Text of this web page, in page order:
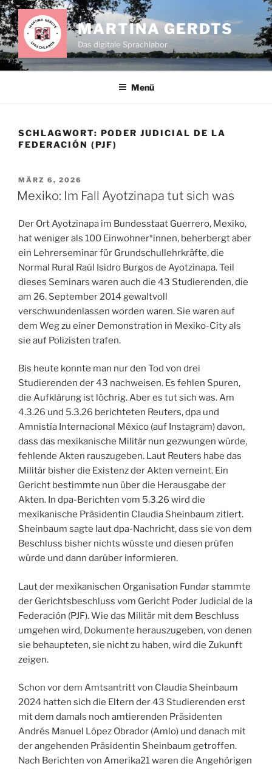
Zum
Inhalt
springen
MARTINA GERDTS
Das digitale Sprachlabor
Menü
SCHLAGWORT: PODER JUDICIAL DE LA
FEDERACIÓN (PJF)
VERÖFFENTLICHT
AM
MÄRZ 6, 2026
Mexiko: Im Fall Ayotzinapa tut sich was
Der Ort Ayotzinapa im Bundesstaat Guerrero, Mexiko,
hat weniger als 100 Einwohner*innen, beherbergt aber
ein Lehrerseminar für Grundschullehrkräfte, die
Normal Rural Raúl Isidro Burgos de Ayotzinapa. Teil
dieses Seminars waren auch die 43 Studierenden, die
am 26. September 2014 gewaltvoll
verschwundenlassen worden waren. Sie waren auf
dem Weg zu einer Demonstration in Mexiko-City als
sie auf Polizisten trafen.
Bis heute konnte man nur den Tod von drei
Studierenden der 43 nachweisen. Es fehlen Spuren,
die Aufklärung ist löchrig. Aber es tut sich was. Am
4.3.26 und 5.3.26 berichteten Reuters, dpa und
Amnistía Internacional México (auf Instagram) davon,
dass das mexikanische Militär nun gezwungen würde,
fehlende Akten rauszugeben. Laut Reuters habe das
Militär bisher die Existenz der Akten verneint. Ein
Gericht bestimmte nun über die Herausgabe der
Akten. In dpa-Berichten vom 5.3.26 wird die
mexikanische Präsidentin Claudia Sheinbaum zitiert.
Sheinbaum sagte laut dpa-Nachricht, dass sie von dem
Beschluss bisher nichts wüsste und diesen prüfen
würde und dann darüber informieren.
Laut der mexikanischen Organisation Fundar stammte
der Gerichtsbeschluss vom Gericht Poder Judicial de la
Federación (PJF). Wie das Militär mit dem Beschluss
umgehen wird, Dokumente herauszugeben, von denen
sie behaupteten, sie nicht zu haben, wird die Zukunft
zeigen.
Schon vor dem Amtsantritt von Claudia Sheinbaum
2024 hatten sich die Eltern der 43 Studierenden erst
mit dem damals noch amtierenden Präsidenten
Andrés Manuel López Obrador (Amlo) und danach mit
der angehenden Präsidentin Sheinbaum getroffen.
Nach Berichten von Amerika21 waren die Angehörigen